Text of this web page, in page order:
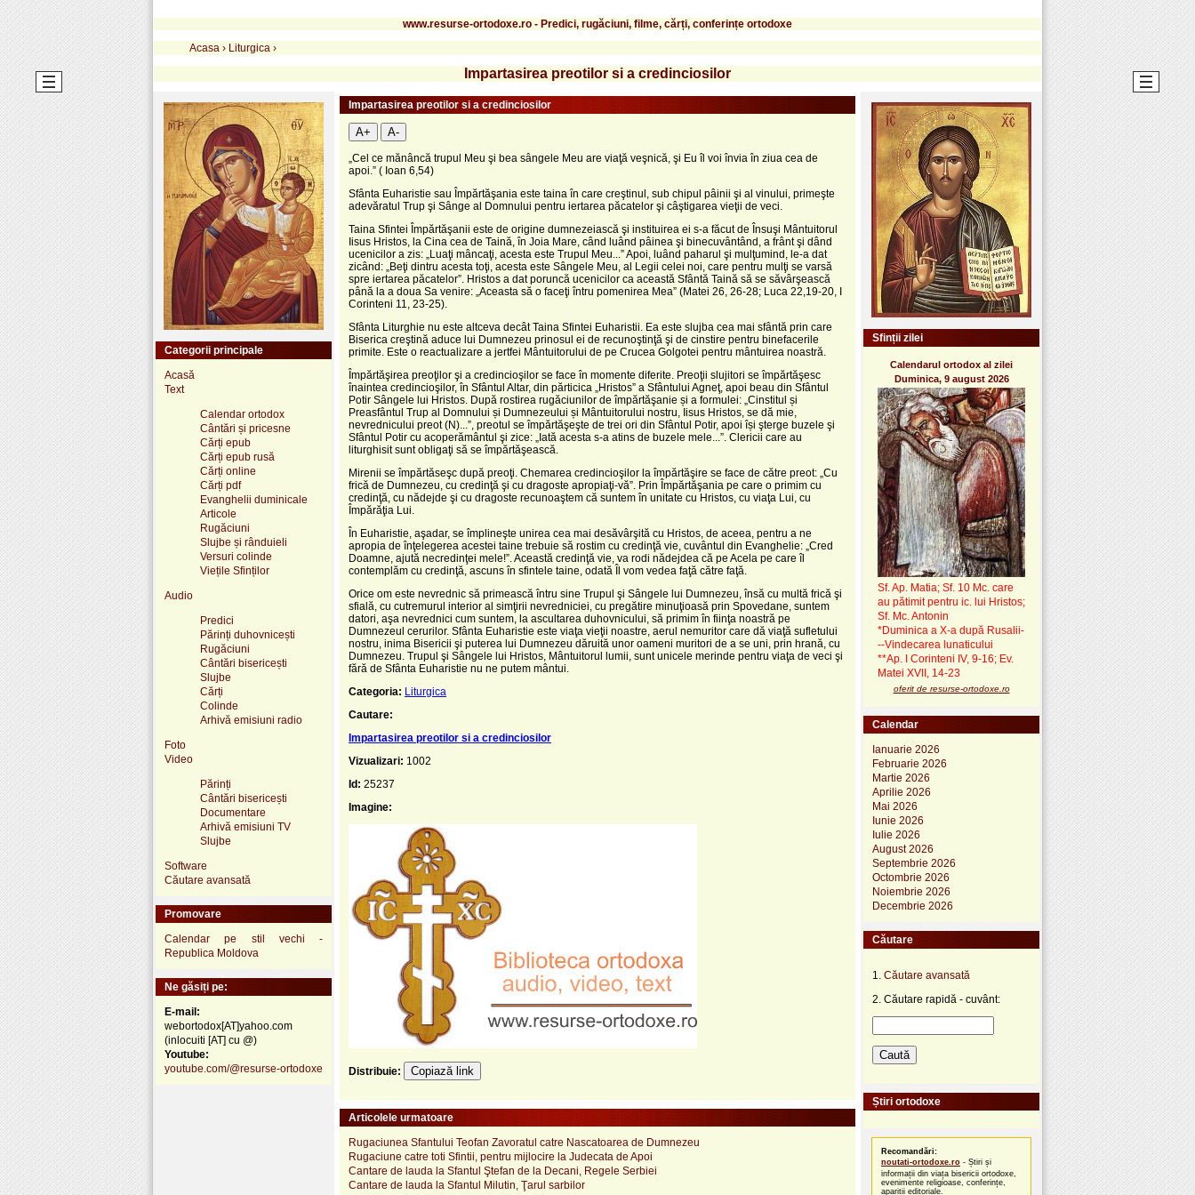
www.resurse-ortodoxe.ro - Predici, rugăciuni, filme, cărți, conferințe ortodoxe
Acasa › Liturgica ›
Impartasirea preotilor si a credinciosilor
Impartasirea preotilor si a credinciosilor
A+ A-
„Cel ce mănâncă trupul Meu şi bea sângele Meu are viaţă veşnică, şi Eu îl voi învia în ziua cea de
apoi.” ( Ioan 6,54)
Sfânta Euharistie sau Împărtăşania este taina în care creştinul, sub chipul pâinii şi al vinului, primeşte
adevăratul Trup şi Sânge al Domnului pentru iertarea păcatelor şi câştigarea vieţii de veci.
Taina Sfintei Împărtăşanii este de origine dumnezeiască şi instituirea ei s-a făcut de Însuşi Mântuitorul
Iisus Hristos, la Cina cea de Taină, în Joia Mare, când luând pâinea şi binecuvântând, a frânt şi dând
ucenicilor a zis: „Luaţi mâncaţi, acesta este Trupul Meu...” Apoi, luând paharul şi mulţumind, le-a dat
zicând: „Beţi dintru acesta toţi, acesta este Sângele Meu, al Legii celei noi, care pentru mulţi se varsă
spre iertarea păcatelor”. Hristos a dat poruncă ucenicilor ca această Sfântă Taină să se săvârşească
până la a doua Sa venire: „Aceasta să o faceţi întru pomenirea Mea” (Matei 26, 26-28; Luca 22,19-20, I
Corinteni 11, 23-25).
Sfânta Liturghie nu este altceva decât Taina Sfintei Euharistii. Ea este slujba cea mai sfântă prin care
Biserica creştină aduce lui Dumnezeu prinosul ei de recunoştinţă şi de cinstire pentru binefacerile
primite. Este o reactualizare a jertfei Mântuitorului de pe Crucea Golgotei pentru mântuirea noastră.
Împărtăşirea preoţilor şi a credincioşilor se face în momente diferite. Preoţii slujitori se împărtăşesc
înaintea credincioşilor, în Sfântul Altar, din părticica „Hristos” a Sfântului Agneţ, apoi beau din Sfântul
Potir Sângele lui Hristos. După rostirea rugăciunilor de împărtăşanie și a formulei: „Cinstitul și
Preasfântul Trup al Domnului și Dumnezeului și Mântuitorului nostru, Iisus Hristos, se dă mie,
nevrednicului preot (N)...”, preotul se împărtăşeşte de trei ori din Sfântul Potir, apoi își şterge buzele şi
Sfântul Potir cu acoperământul şi zice: „Iată acesta s-a atins de buzele mele...”. Clericii care au
liturghisit sunt obligaţi să se împărtăşească.
Mirenii se împărtăseşc după preoţi. Chemarea credincioşilor la împărtăşire se face de către preot: „Cu
frică de Dumnezeu, cu credinţă şi cu dragoste apropiaţi-vă”. Prin Împărtăşania pe care o primim cu
credinţă, cu nădejde şi cu dragoste recunoaştem că suntem în unitate cu Hristos, cu viaţa Lui, cu
Împărăţia Lui.
În Euharistie, aşadar, se împlineşte unirea cea mai desăvârşită cu Hristos, de aceea, pentru a ne
apropia de înţelegerea acestei taine trebuie să rostim cu credinţă vie, cuvântul din Evanghelie: „Cred
Doamne, ajută necredinţei mele!”. Această credinţă vie, va rodi nădejdea că pe Acela pe care îl
contemplăm cu credinţă, ascuns în sfintele taine, odată Îl vom vedea faţă către faţă.
Orice om este nevrednic să primească întru sine Trupul şi Sângele lui Dumnezeu, însă cu multă frică şi
sfială, cu cutremurul interior al simţirii nevredniciei, cu pregătire minuţioasă prin Spovedane, suntem
datori, aşa nevrednici cum suntem, la ascultarea duhovnicului, să primim în fiinţa noastră pe
Dumnezeul cerurilor. Sfânta Euharistie este viaţa vieţii noastre, aerul nemuritor care dă viaţă sufletului
nostru, inima Bisericii şi puterea lui Dumnezeu dăruită unor oameni muritori de a se uni, prin hrană, cu
Dumnezeu. Trupul şi Sângele lui Hristos, Mântuitorul lumii, sunt unicele merinde pentru viaţa de veci şi
fără de Sfânta Euharistie nu ne putem mântui.
Categoria: Liturgica
Cautare:
Impartasirea preotilor si a credinciosilor
Vizualizari: 1002
Id: 25237
Imagine:
Distribuie: Copiază link
Articolele urmatoare
Rugaciunea Sfantului Teofan Zavoratul catre Nascatoarea de Dumnezeu
Rugaciune catre toti Sfintii, pentru mijlocire la Judecata de Apoi
Cantare de lauda la Sfantul Ştefan de la Decani, Regele Serbiei
Cantare de lauda la Sfantul Milutin, Ţarul sarbilor
Categorii principale
Acasă
Text
Calendar ortodox
Cântări și pricesne
Cărți epub
Cărți epub rusă
Cărți online
Cărți pdf
Evanghelii duminicale
Articole
Rugăciuni
Slujbe și rânduieli
Versuri colinde
Viețile Sfinților
Audio
Predici
Părinți duhovnicești
Rugăciuni
Cântări bisericești
Slujbe
Cărți
Colinde
Arhivă emisiuni radio
Foto
Video
Părinți
Cântări bisericești
Documentare
Arhivă emisiuni TV
Slujbe
Software
Căutare avansată
Promovare
Calendar pe stil vechi -
Republica Moldova
Ne găsiți pe:
E-mail:
webortodox[AT]yahoo.com
(inlocuiti [AT] cu @)
Youtube:
youtube.com/@resurse-ortodoxe
Sfinții zilei
Calendarul ortodox al zilei
Duminica, 9 august 2026
Sf. Ap. Matia; Sf. 10 Mc. care
au pătimit pentru ic. lui Hristos;
Sf. Mc. Antonin
*Duminica a X-a după Rusalii-
--Vindecarea lunaticului
**Ap. I Corinteni IV, 9-16; Ev.
Matei XVII, 14-23
oferit de resurse-ortodoxe.ro
Calendar
Ianuarie 2026
Februarie 2026
Martie 2026
Aprilie 2026
Mai 2026
Iunie 2026
Iulie 2026
August 2026
Septembrie 2026
Octombrie 2026
Noiembrie 2026
Decembrie 2026
Căutare
1. Căutare avansată
2. Căutare rapidă - cuvânt:
Știri ortodoxe
Recomandări:
noutati-ortodoxe.ro - Știri și
informații din viața bisericii ortodoxe,
evenimente religioase, conferințe,
apariții editoriale.